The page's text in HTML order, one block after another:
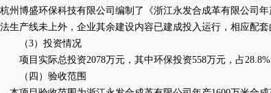
杭州博盛环保科技有限公司编制了《浙江永发合成革有限公司
法生产线未上外，企业其余建设内容已建成投入运行，相应配
（3）投资情况
项目实际总投资2078万元，其中环保投资558万元，占28.8%
（四）验收范围